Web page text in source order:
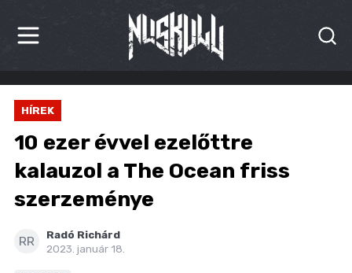
HÍREK
KRITIKÁK
BESZÁMOLÓK
INTERJÚK
PREMIEREK
HÍREK
10 ezer évvel ezelőttre
kalauzol a The Ocean friss
szerzeménye
RR
Radó Richárd
2023. január 18.